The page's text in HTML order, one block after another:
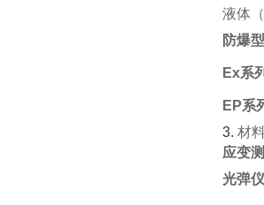
液体
防爆
Ex系
EP系
3. ‌ 材
应变
光弹